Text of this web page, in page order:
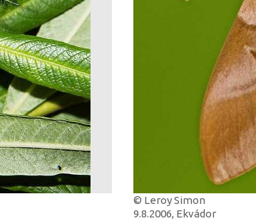
© Leroy Simon
9.8.2006, Ekvádor